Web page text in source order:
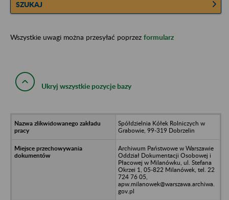
SZUKAJ
Wszystkie uwagi można przesyłać poprzez formularz
Ukryj wszystkie pozycje bazy
Spółdzielnia Kółek Rolniczych w
Grabowie, 99-319 Dobrzelin
Archiwum Państwowe w Warszawie
Oddział Dokumentacji Osobowej i
Płacowej w Milanówku, ul. Stefana
Okrzei 1, 05-822 Milanówek, tel. 22
724 76 05,
apw.milanowek@warszawa.archiwa.
gov.pl